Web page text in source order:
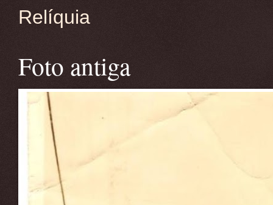
Relíquia
Foto antiga